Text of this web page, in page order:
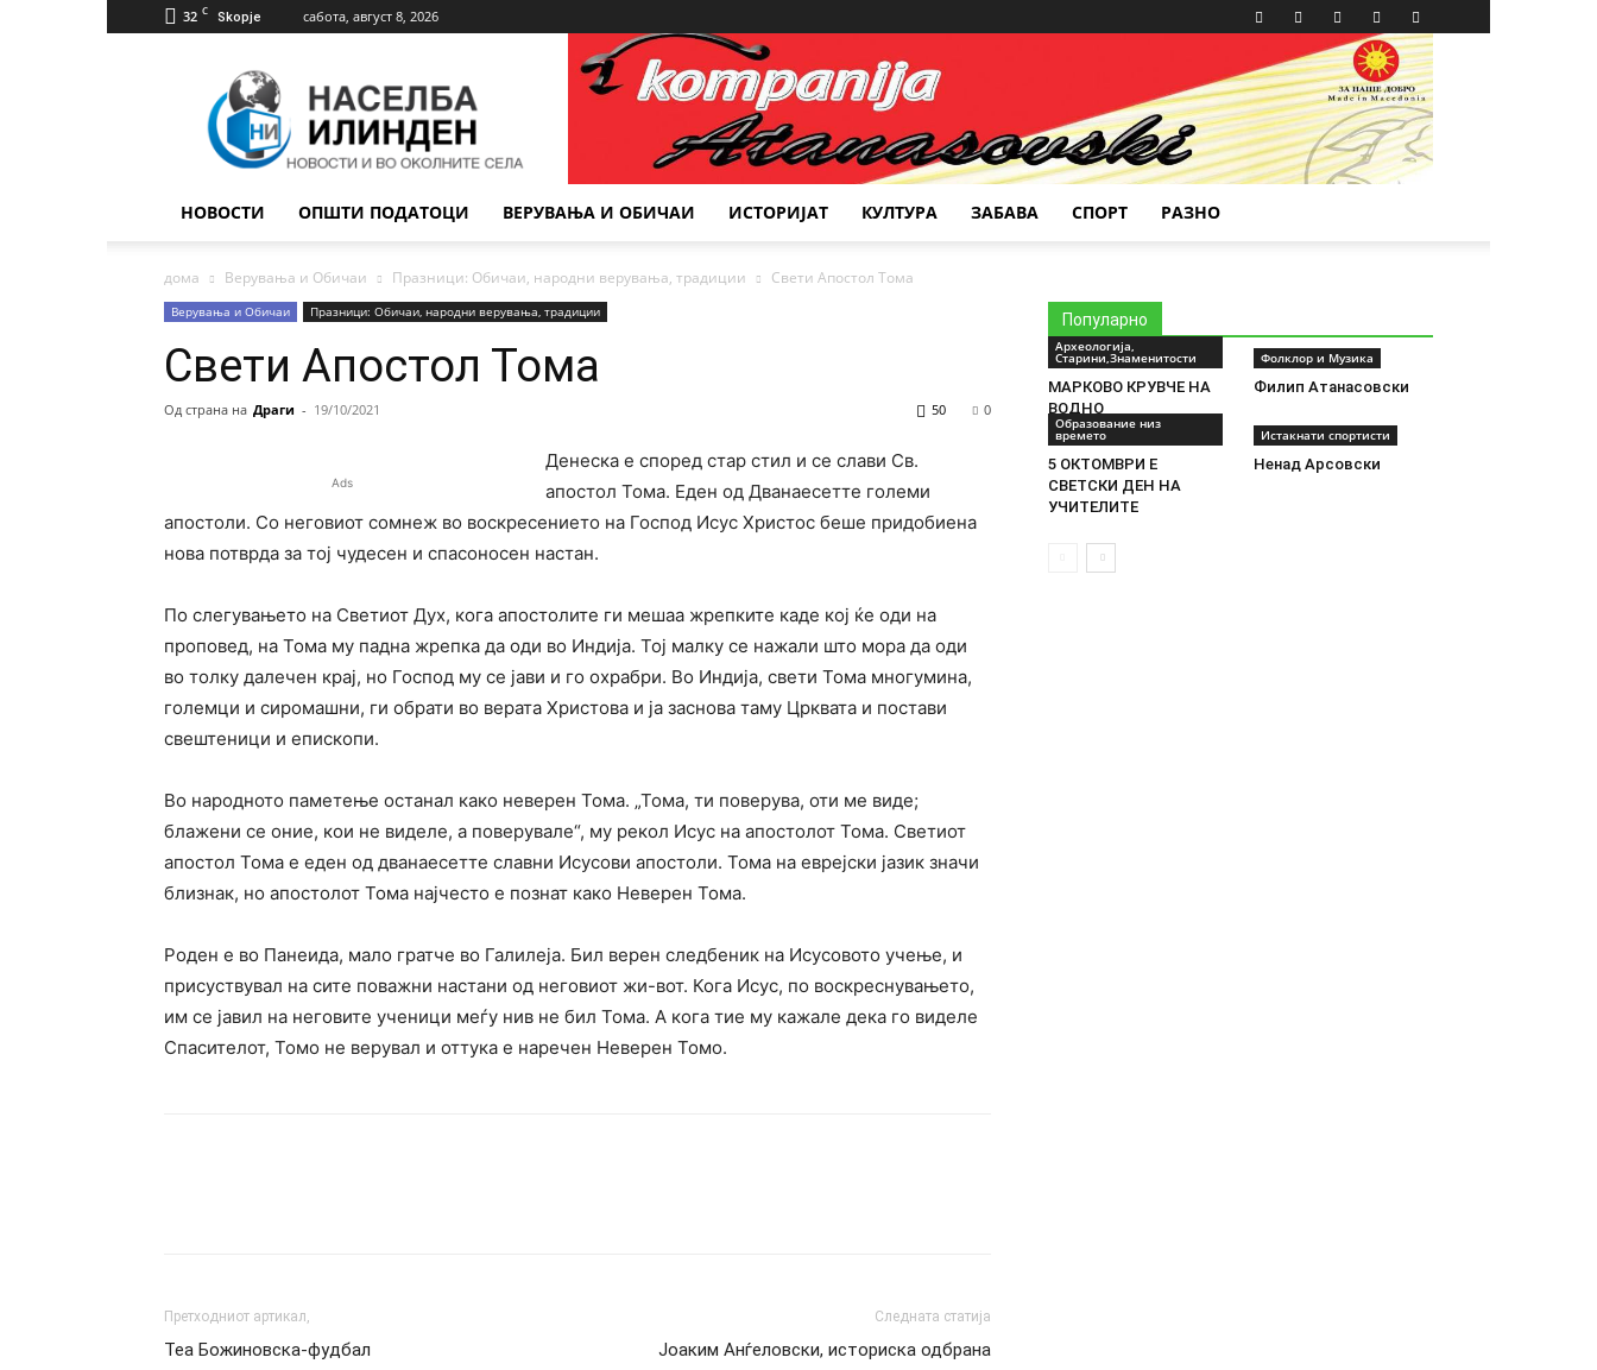
32 C Skopje сабота, август 8, 2026
Илинден
НОВОСТИ ОПШТИ ПОДАТОЦИ ВЕРУВАЊА И ОБИЧАИ ИСТОРИЈАТ КУЛТУРА ЗАБАВА СПОРТ РАЗНО
дома Верувања и Обичаи Празници: Обичаи, народни верувања, традиции Свети Апостол Тома
Верувања и Обичаи Празници: Обичаи, народни верувања, традиции
Свети Апостол Тома
Од страна на Драги - 19/10/2021 0
50
Ads
Денеска е според стар стил и се слави Св.
апостол Тома. Еден од Дванаесетте големи
апостоли. Со неговиот сомнеж во воскресението на Господ Исус Христос беше придобиена
нова потврда за тој чудесен и спасоносен настан.
По слегувањето на Светиот Дух, кога апостолите ги мешаа жрепките каде кој ќе оди на
проповед, на Тома му падна жрепка да оди во Индија. Тој малку се нажали што мора да оди
во толку далечен крај, но Господ му се јави и го охрабри. Во Индија, свети Тома многумина,
големци и сиромашни, ги обрати во верата Христова и ја заснова таму Црквата и постави
свештеници и епископи.
Во народното паметење останал како неверен Тома. „Тома, ти поверува, оти ме виде;
блажени се оние, кои не виделе, а поверувале“, му рекол Исус на апостолот Тома. Светиот
апостол Тома е еден од дванаесетте славни Исусови апостоли. Тома на еврејски јазик значи
близнак, но апостолот Тома најчесто е познат како Неверен Тома.
Роден е во Панеида, мало гратче во Галилеја. Бил верен следбеник на Исусовото учење, и
присуствувал на сите поважни настани од неговиот жи-вот. Кога Исус, по воскреснувањето,
им се јавил на неговите ученици меѓу нив не бил Тома. А кога тие му кажале дека го виделе
Спасителот, Томо не верувал и оттука е наречен Неверен Томо.
Претходниот артикал,
Теа Божиновска-фудбал
Следната статија
Јоаким Анѓеловски, историска одбрана
Популарно
Археологија,
Старини,Знаменитости
МАРКОВО КРУВЧЕ НА
ВОДНО
Фолклор и Музика
Филип Атанасовски
Образование низ
времето
5 ОКТОМВРИ Е
СВЕТСКИ ДЕН НА
УЧИТЕЛИТЕ
Истакнати спортисти
Ненад Арсовски